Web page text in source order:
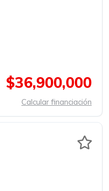
$36,900,000
Calcular financiación